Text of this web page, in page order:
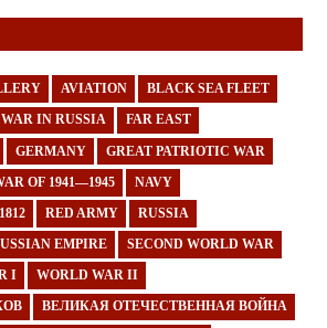
AVIATION BLACK SEA FLEET
IN RUSSIA FAR EAST
GERMANY GREAT PATRIOTIC WAR
OF 1941—1945 NAVY
RED ARMY RUSSIA
EMPIRE SECOND WORLD WAR
I WORLD WAR II
ВЕЛИКАЯ ОТЕЧЕСТВЕННАЯ ВОЙНА